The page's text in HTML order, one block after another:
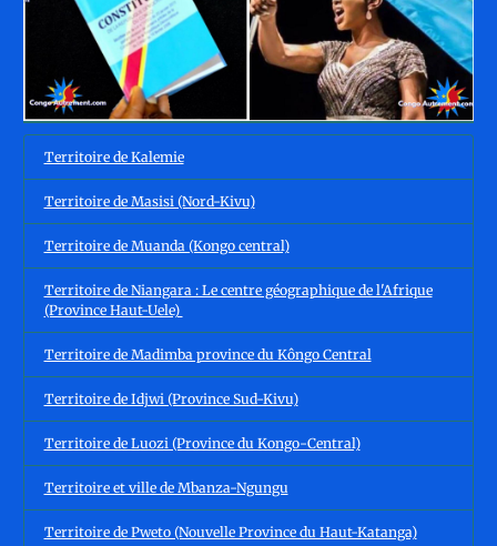
Territoire de Kalemie
Territoire de Masisi (Nord-Kivu)
Territoire de Muanda (Kongo central)
Territoire de Niangara : Le centre géographique de l'Afrique
(Province Haut-Uele)
Territoire de Madimba province du Kôngo Central
Territoire de Idjwi (Province Sud-Kivu)
Territoire de Luozi (Province du Kongo-Central)
Territoire et ville de Mbanza-Ngungu
Territoire de Pweto (Nouvelle Province du Haut-Katanga)